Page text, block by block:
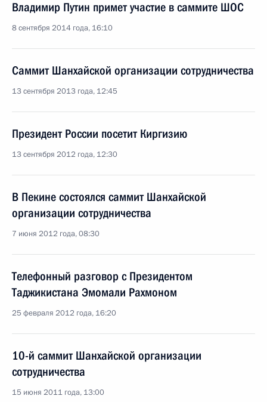
Владимир Путин примет участие в саммите ШОС
8 сентября 2014 года, 16:10
Саммит Шанхайской организации сотрудничества
13 сентября 2013 года, 12:45
Президент России посетит Киргизию
13 сентября 2012 года, 12:30
В Пекине состоялся саммит Шанхайской
организации сотрудничества
7 июня 2012 года, 08:30
Телефонный разговор с Президентом
Таджикистана Эмомали Рахмоном
25 февраля 2012 года, 16:20
10-й саммит Шанхайской организации
сотрудничества
15 июня 2011 года, 13:00